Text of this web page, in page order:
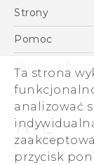
Ta strona
analizować
przycisk
Polish -
Smartfony
VIVE
Akcesoria
Strony
HTC Vive
Pomoc
Pomoc E-
Ogólne
ESG
Informacje o
Dla
Cookie